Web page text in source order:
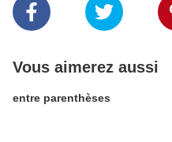
Vous aimerez aussi
entre parenthèses